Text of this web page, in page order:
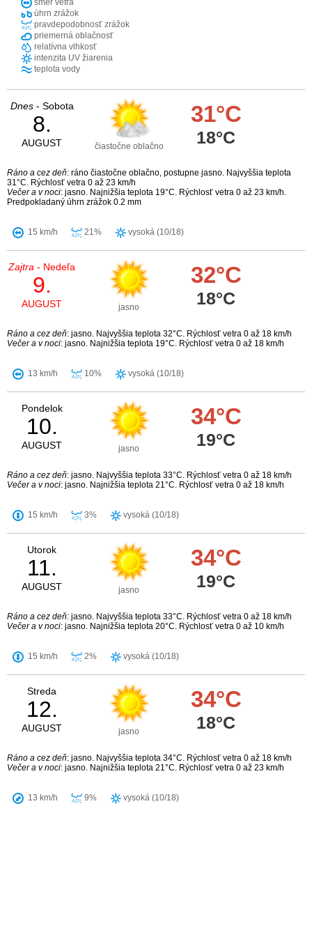
smer vetra
úhrn zrážok
pravdepodobnosť zrážok
priemerná oblačnosť
relatívna vlhkosť
intenzita UV žiarenia
teplota vody
Dnes- Sobota
8.
AUGUST čiastočne oblačno
31°C
18°C
Ráno a cez deň: ráno čiastočne oblačno, postupne jasno. Najvyššia teplota
31°C. Rýchlosť vetra 0 až 23 km/h
Večer a v noci: jasno. Najnižšia teplota 19°C. Rýchlosť vetra 0 až 23 km/h.
Predpokladaný úhrn zrážok 0.2 mm
15 km/h 21% vysoká (10/18)
Zajtra - Nedeľa
9.
AUGUST jasno
32°C
18°C
Ráno a cez deň: jasno. Najvyššia teplota 32°C. Rýchlosť vetra 0 až 18 km/h
Večer a v noci: jasno. Najnižšia teplota 19°C. Rýchlosť vetra 0 až 18 km/h
13 km/h 10% vysoká (10/18)
Pondelok
10.
AUGUST jasno
34°C
19°C
Ráno a cez deň: jasno. Najvyššia teplota 33°C. Rýchlosť vetra 0 až 18 km/h
Večer a v noci: jasno. Najnižšia teplota 21°C. Rýchlosť vetra 0 až 18 km/h
15 km/h 3% vysoká (10/18)
Utorok
11.
AUGUST jasno
34°C
19°C
Ráno a cez deň: jasno. Najvyššia teplota 33°C. Rýchlosť vetra 0 až 18 km/h
Večer a v noci: jasno. Najnižšia teplota 20°C. Rýchlosť vetra 0 až 10 km/h
15 km/h 2% vysoká (10/18)
Streda
12.
AUGUST jasno
34°C
18°C
Ráno a cez deň: jasno. Najvyššia teplota 34°C. Rýchlosť vetra 0 až 18 km/h
Večer a v noci: jasno. Najnižšia teplota 21°C. Rýchlosť vetra 0 až 23 km/h
13 km/h 9% vysoká (10/18)